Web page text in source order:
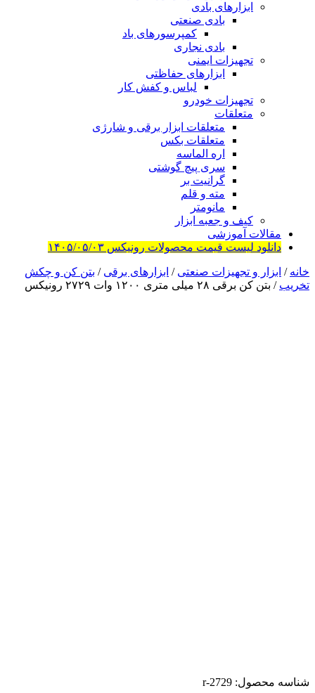
ابزارهای بادی
بادی صنعتی
کمپرسورهای باد
بادی نجاری
تجهیزات ایمنی
ابزارهای حفاظتی
لباس و کفش کار
تجهیزات خودرو
متعلقات
متعلقات ابزار برقی و شارژی
متعلقات بکس
اره الماسه
سری پیچ گوشتی
گرانیت بر
مته و قلم
مانومتر
کیف و جعبه ابزار
مقالات آموزشی
دانلود لیست قیمت محصولات رونیکس ۱۴۰۵/۰۵/۰۳
خانه / ابزار و تجهیزات صنعتی / ابزارهای برقی / بتن کن و چکش
تخریب / بتن کن برقی ۲۸ میلی متری ۱۲۰۰ وات ۲۷۲۹ رونیکس
شناسه محصول: r-2729